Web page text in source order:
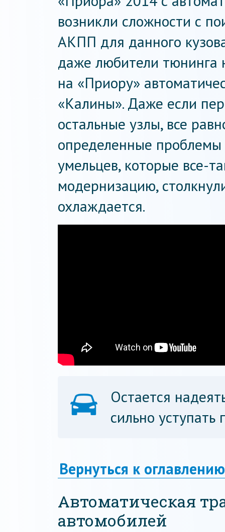
возникли сложности с
АКПП для данного
даже любители тюнинга
на «Приору»
«Калины». Даже если
остальные узлы, все
определенные проблемы
умельцев, которые все-
модернизацию,
охлаждается.
Остается
сильно уступать
Вернуться к оглавлению
Автоматическая
автомобилей